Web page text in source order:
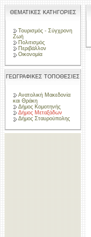
ΘΕΜΑΤΙΚΕΣ ΚΑΤΗΓΟΡΙΕΣ
Τουρισμός - Σύγχρονη
Ζωή
Πολιτισμός
Περιβάλλον
Οικονομία
ΓΕΩΓΡΑΦΙΚΕΣ ΤΟΠΟΘΕΣΙΕΣ
Ανατολική Μακεδονία
και Θράκη
Δήμος Κομοτηνής
Δήμος Μεταξάδων
Δήμος Σταυρούπολης